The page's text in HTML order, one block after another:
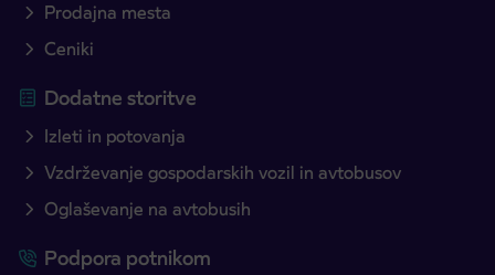
Prodajna mesta
Ceniki
Dodatne storitve
Izleti in potovanja
Vzdrževanje gospodarskih vozil in avtobusov
Oglaševanje na avtobusih
Podpora potnikom